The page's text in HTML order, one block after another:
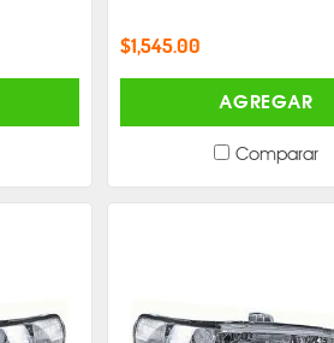
$1,545.00
AGREGAR
Comparar